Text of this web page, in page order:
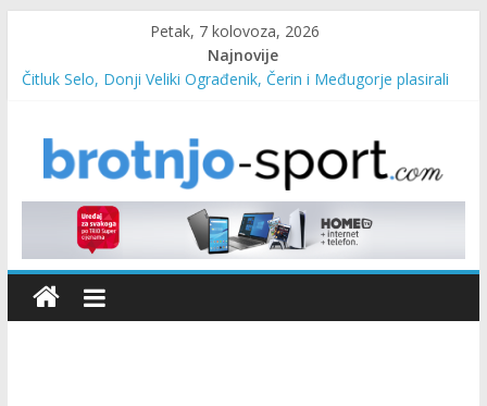
Petak, 7 kolovoza, 2026
Najnovije
Čitluk Selo, Donji Veliki Ograđenik, Čerin i Međugorje plasirali
Marin Čilić napredovao na ATP ljestvici
Poznati polufinalisti MNL MZ općine Čitluk – Brotnjo 2026.
Predsjednica Vlade Marija Buhač, ministar Ivo Bevanda i
načelnik Marin Radišić čestitali organizatoricama na realizaciji
sportsko edukativnog kampa “Izlazi vani”